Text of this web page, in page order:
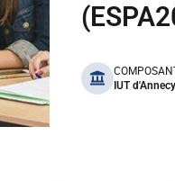
benefits
IUT d'Annecy